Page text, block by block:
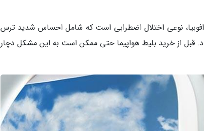
نوعی اختلال اضطرابی است که شامل احساس شدید ترس
قبل از خرید بلیط هواپیما حتی ممکن است به این مشکل دچار